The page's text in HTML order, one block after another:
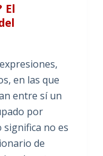
El
en las que
entre sí un
por
no es
de